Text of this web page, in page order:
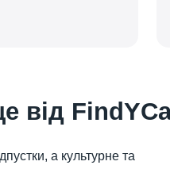
від
а культурне та